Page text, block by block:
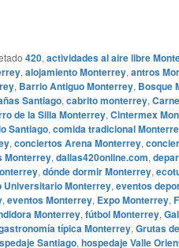
420, actividades al aire libre
, alojamiento Monterrey, antros
, Barrio Antiguo Monterrey, Bosque
Santiago, cabrito monterrey,
de la Silla Monterrey, Cintermex
Santiago, comida tradicional
, conciertos Arena Monterrey,
Monterrey, dallas420online.com,
, dónde dormir Monterrey,
Universitario Monterrey, eventos
, eventos Monterrey, Expo Monterrey,
Monterrey, fútbol Monterrey,
típica Monterrey, Grutas
Santiago, hospedaje Valle